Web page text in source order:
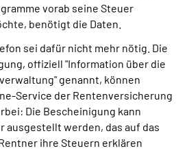
vorab seine Steuer
benötigt die Daten.
sei dafür nicht mehr nötig. Die
offiziell "Information über die
genannt, können
Service der Rentenversicherung
Die Bescheinigung kann
ausgestellt werden, das auf das
ihre Steuern erklären